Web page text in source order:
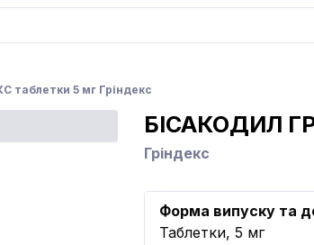
таблетки 5 мг Гріндекс
БІСАКОДИЛ
Гріндекс
Форма випуску та
Таблетки, 5 мг